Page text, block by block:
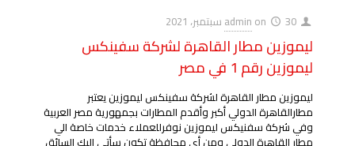
admin on 30 سبتمبر، 2021
ليموزين مطار القاهرة لشركة سفينكس
ليموزين رقم 1 في مصر
ليموزين مطار القاهرة لشركة سفينكس ليموزين يعتبر
مطارالقاهرة الدولي أكبر وأقدم المطارات بجمهورية مصر العربية
وفي شركة سفنيكس ليموزين نوفرللعملاء خدمات خاصة الي
مطار القاهرة الدولي ومن أي محافظة تكون سأتي اليك السائق